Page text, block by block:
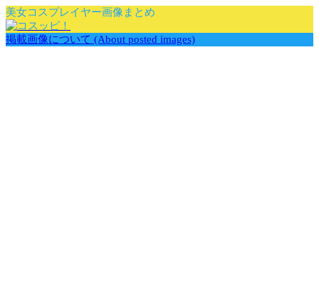
美女コスプレイヤー画像まとめ
掲載画像について (About posted images)